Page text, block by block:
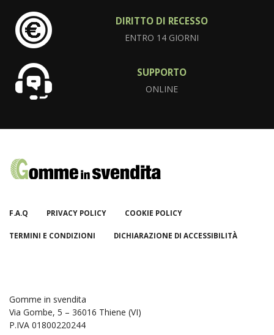
DIRITTO DI RECESSO
ENTRO 14 GIORNI
SUPPORTO
ONLINE
F.A.Q PRIVACY POLICY COOKIE POLICY
TERMINI E CONDIZIONI DICHIARAZIONE DI ACCESSIBILITÀ
Gomme in svendita
Via Gombe, 5 – 36016 Thiene (VI)
P.IVA 01800220244